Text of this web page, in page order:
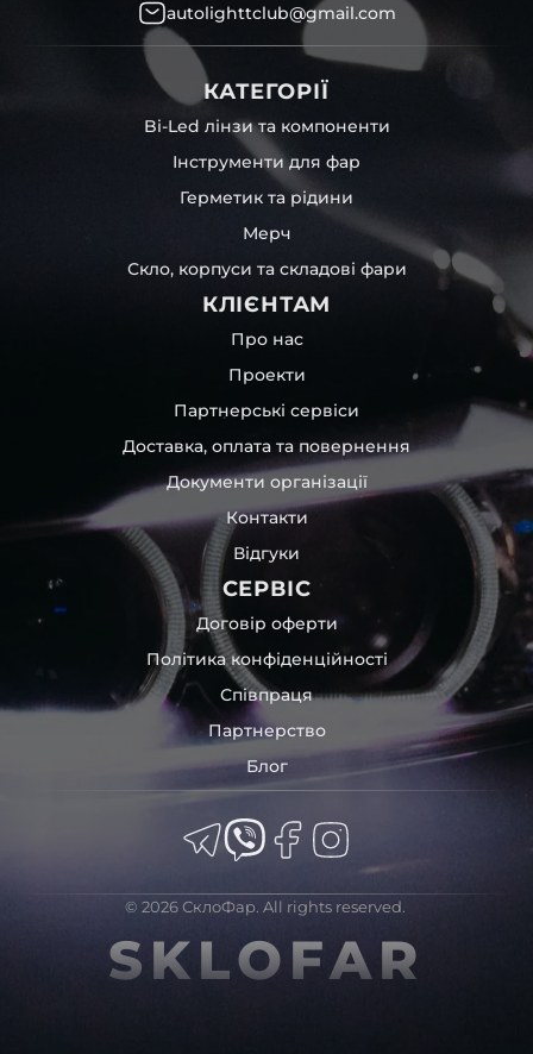
autolighttclub@gmail.com
КАТЕГОРІЇ
Bi-Led лінзи та компоненти
Інструменти для фар
Герметик та рідини
Мерч
Скло, корпуси та складові фари
КЛІЄНТАМ
Про нас
Проекти
Партнерські сервіси
Доставка, оплата та повернення
Документи організації
Контакти
Відгуки
СЕРВІС
Договір оферти
Політика конфіденційності
Співпраця
Партнерство
Блог
© 2026 СклоФар. All rights reserved.
SKLOFAR